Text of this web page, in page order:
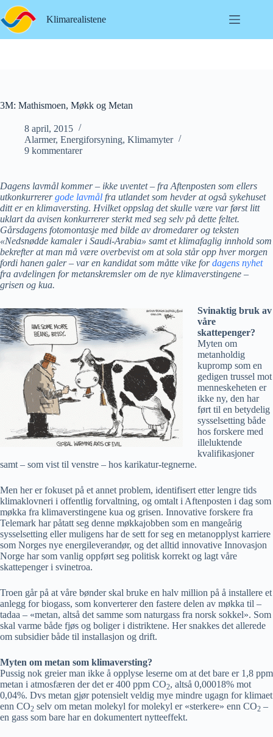
Hopp
til
innholdet
Klimarealistene
3M: Mathismoen, Møkk og Metan
8 april, 2015
Alarmer, Energiforsyning, Klimamyter
9 kommentarer
Dagens lavmål kommer – ikke uventet – fra Aftenposten som ellers
utkonkurrerergode lavmål fra utlandet som hevder at også sykehuset
ditt er en klimaversting. Hvilket oppslag det skulle være var først litt
uklart da avisen konkurrerer sterkt med seg selv på dette feltet.
Gårsdagens fotomontasje med bilde av dromedarer og teksten
«Nedsnødde kamaler i Saudi-Arabia» samt et klimafaglig innhold som
bekrefter at man må være overbevist om at sola står opp hver morgen
fordi hanen galer – var en kandidat som måtte vike fordagens nyhet
fra avdelingen for metanskremsler om de nye klimaverstingene –
grisen og kua.
Svinaktig bruk av
våre
skattepenger?
Myten om
metanholdig
kupromp som en
gedigen trussel mot
menneskeheten er
ikke ny, den har
ført til en betydelig
sysselsetting både
hos forskere med
illeluktende
kvalifikasjoner
samt – som vist til venstre – hos karikatur-tegnerne.
Men her er fokuset på et annet problem, identifisert etter lengre tids
klimaklovneri i offentlig forvaltning, og omtalt i Aftenposten i dag som
møkka fra klimaverstingene kua og grisen. Innovative forskere fra
Telemark har påtatt seg denne møkkajobben som en mangeårig
sysselsetting eller muligens har de sett for seg en metanopplyst karriere
som Norges nye energileverandør, og det alltid innovative Innovasjon
Norge har som vanlig oppført seg politisk korrekt og lagt våre
skattepenger i svinetroa.
Troen går på at våre bønder skal bruke en halv million på å installere et
anlegg for biogass, som konverterer den fastere delen av møkka til –
tadaa – «metan, altså det samme som naturgass fra norsk sokkel». Som
skal varme både fjøs og boliger i distriktene. Her snakkes det allerede
om subsidier både til installasjon og drift.
Myten om metan som klimaversting?
Pussig nok greier man ikke å opplyse leserne om at det bare er 1,8 ppm
metan i atmosfæren der det er 400 ppm CO2, altså 0,00018% mot
0,04%. Dvs metan gjør potensielt veldig mye mindre ugagn for klimaet
enn CO2 selv om metan molekyl for molekyl er «sterkere» enn CO2 –
en gass som bare har en dokumentert nytteeffekt.